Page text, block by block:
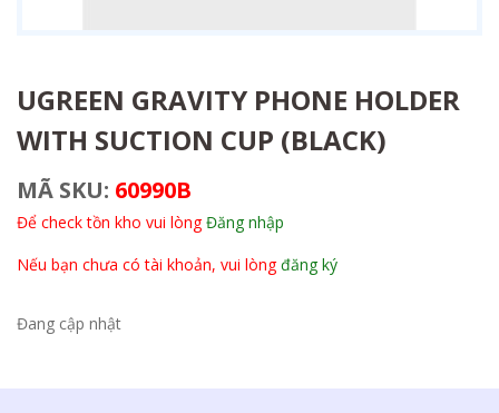
UGREEN GRAVITY PHONE HOLDER
WITH SUCTION CUP (BLACK)
MÃ SKU: 60990B
Để check tồn kho vui lòngĐăng nhập
Nếu bạn chưa có tài khoản, vui lòngđăng ký
Đang cập nhật